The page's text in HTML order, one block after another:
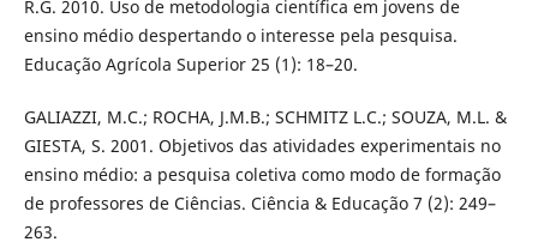
R.G. 2010. Uso de metodologia científica em jovens de
ensino médio despertando o interesse pela pesquisa.
Educação Agrícola Superior 25 (1): 18–20.
GALIAZZI, M.C.; ROCHA, J.M.B.; SCHMITZ L.C.; SOUZA, M.L. &
GIESTA, S. 2001. Objetivos das atividades experimentais no
ensino médio: a pesquisa coletiva como modo de formação
de professores de Ciências. Ciência & Educação 7 (2): 249–
263.